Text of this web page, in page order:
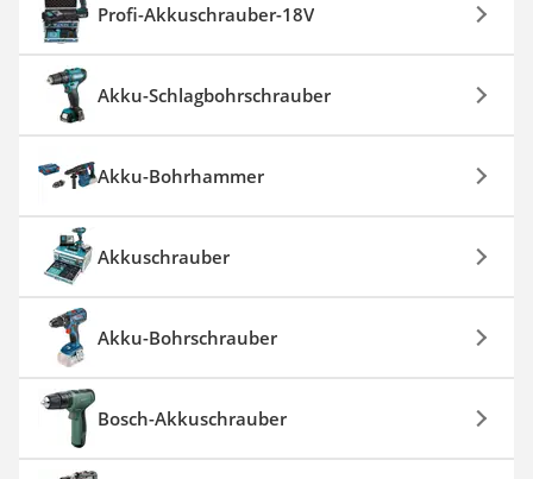
Profi-Akkuschrauber-18V
Akku-Schlagbohrschrauber
Akku-Bohrhammer
Akkuschrauber
Akku-Bohrschrauber
Bosch-Akkuschrauber